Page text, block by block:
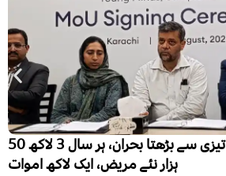
پاکستان میں فالج تیزی سے بڑھتا بحران، ہر سال 3 لاکھ 50
ہزار نئے مریض، ایک لاکھ اموات